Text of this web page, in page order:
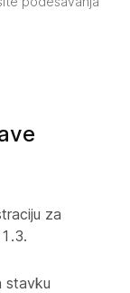
za
stavku